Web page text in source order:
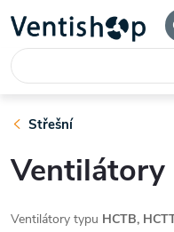
obsah
Střešní
Ventilátory
Ventilátory typu HCTB,